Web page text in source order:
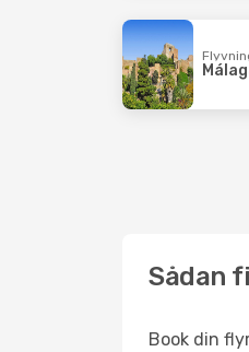
Sådan
Book din